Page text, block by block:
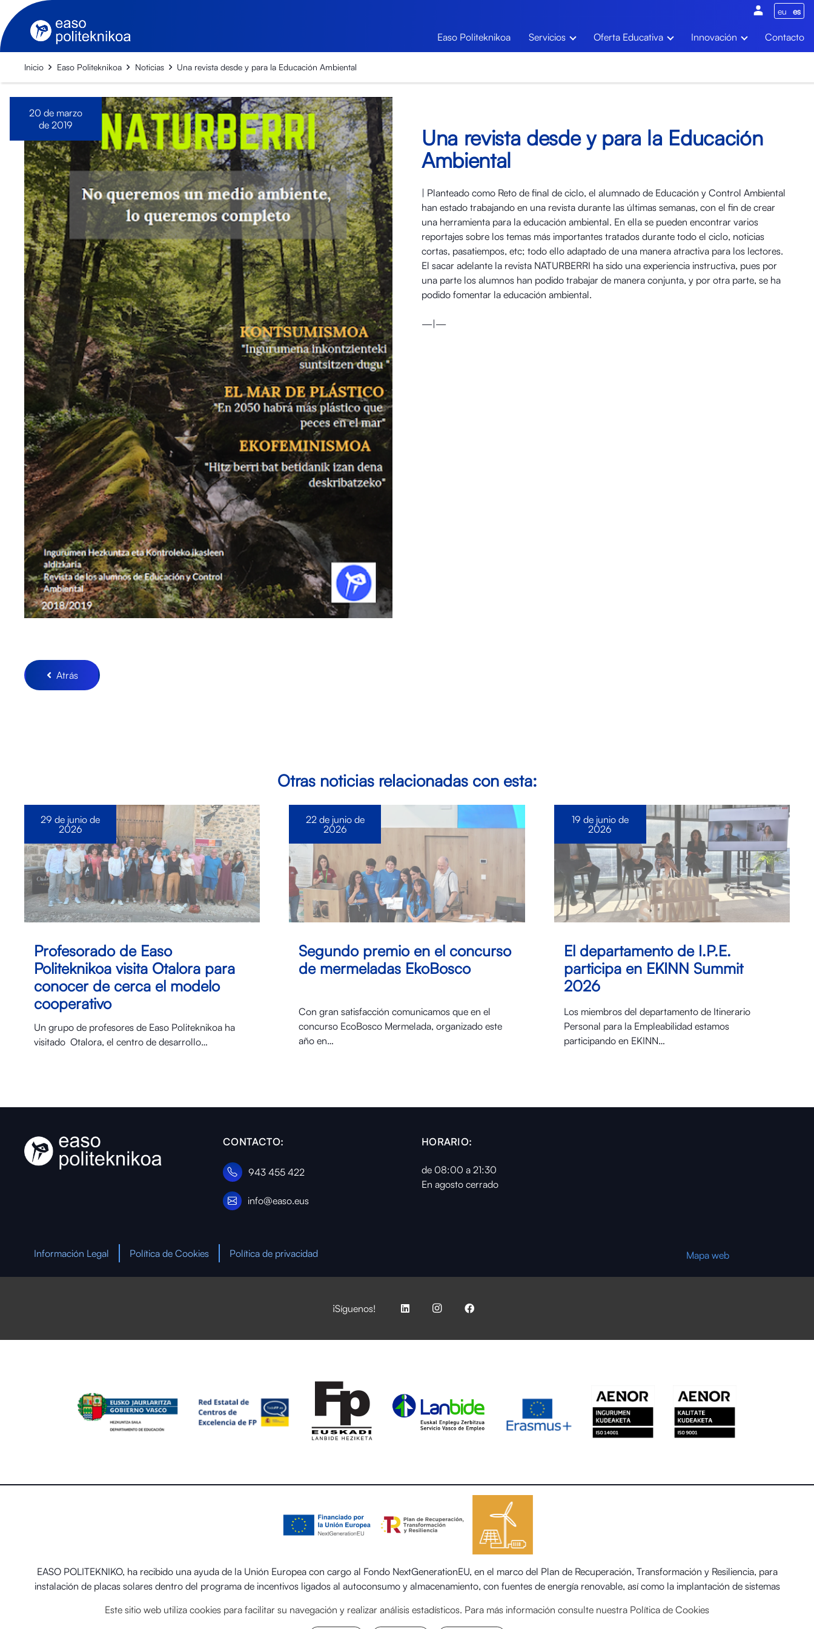
eu es
Easo Politeknikoa Servicios Oferta Educativa Innovación Contacto
Inicio Easo Politeknikoa Noticias Una revista desde y para la Educación Ambiental
20 de marzo
de 2019
Una revista desde y para la Educación
Ambiental
| Planteado como Reto de final de ciclo, el alumnado de Educación y Control Ambiental
han estado trabajando en una revista durante las últimas semanas, con el fin de crear
una herramienta para la educación ambiental. En ella se pueden encontrar varios
reportajes sobre los temas más importantes tratados durante todo el ciclo, noticias
cortas, pasatiempos, etc; todo ello adaptado de una manera atractiva para los lectores.
El sacar adelante la revista NATURBERRI ha sido una experiencia instructiva, pues por
una parte los alumnos han podido trabajar de manera conjunta, y por otra parte, se ha
podido fomentar la educación ambiental.
—|—
Atrás
Otras noticias relacionadas con esta:
Profesorado de Easo
Politeknikoa visita Otalora para
conocer de cerca el modelo
cooperativo
Un grupo de profesores de Easo Politeknikoa ha
visitado Otalora⁠, el centro de desarrollo…
29 de junio de
2026
Segundo premio en el concurso
de mermeladas EkoBosco
Con gran satisfacción comunicamos que en el
concurso EcoBosco Mermelada, organizado este
año en…
22 de junio de
2026
El departamento de I.P.E.
participa en EKINN Summit
2026
Los miembros del departamento de Itinerario
Personal para la Empleabilidad estamos
participando en EKINN…
19 de junio de
2026
CONTACTO:
943 455 422
info@easo.eus
HORARIO:
de 08:00 a 21:30
En agosto cerrado
Información Legal Política de Cookies Política de privacidad Mapa web
¡Síguenos!
EASO POLITEKNIKO, ha recibido una ayuda de la Unión Europea con cargo al Fondo NextGenerationEU, en el marco del Plan de Recuperación, Transformación y Resiliencia, para
instalación de placas solares dentro del programa de incentivos ligados al autoconsumo y almacenamiento, con fuentes de energía renovable, así como la implantación de sistemas
Este sitio web utiliza cookies para facilitar su navegación y realizar análisis estadísticos. Para más información consulte nuestra Política de Cookies